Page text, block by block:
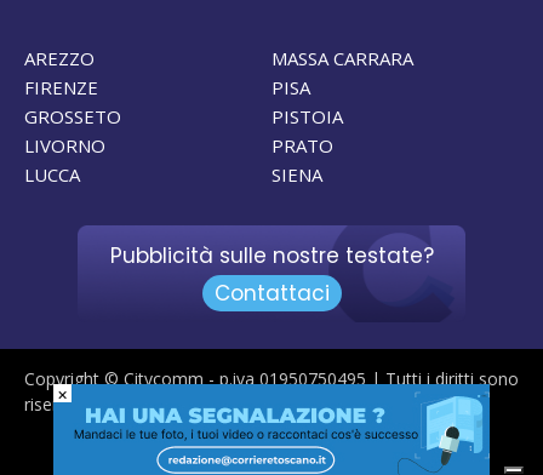
AREZZO
FIRENZE
GROSSETO
LIVORNO
LUCCA
MASSA CARRARA
PISA
PISTOIA
PRATO
SIENA
Pubblicità sulle nostre testate?
Contattaci
Copyright © Citycomm - p.iva 01950750495 | Tutti i diritti sono
riservati
×